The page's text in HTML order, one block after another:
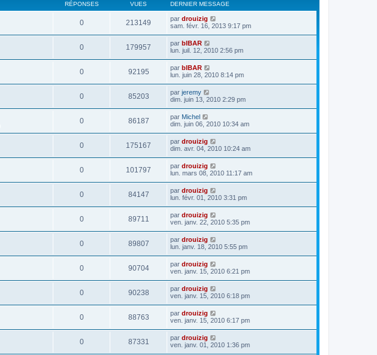
RÉPONSES VUES DERNIER MESSAGE
0 213149 par drouizig
sam. févr. 16, 2013 9:17 pm
0 179957 par bIBAR
lun. juil. 12, 2010 2:56 pm
0 92195 par bIBAR
lun. juin 28, 2010 8:14 pm
0 85203 par jeremy
dim. juin 13, 2010 2:29 pm
0 86187 par Michel
dim. juin 06, 2010 10:34 am
0 175167 par drouizig
dim. avr. 04, 2010 10:24 am
0 101797 par drouizig
lun. mars 08, 2010 11:17 am
0 84147 par drouizig
lun. févr. 01, 2010 3:31 pm
0 89711 par drouizig
ven. janv. 22, 2010 5:35 pm
0 89807 par drouizig
lun. janv. 18, 2010 5:55 pm
0 90704 par drouizig
ven. janv. 15, 2010 6:21 pm
0 90238 par drouizig
ven. janv. 15, 2010 6:18 pm
0 88763 par drouizig
ven. janv. 15, 2010 6:17 pm
0 87331 par drouizig
ven. janv. 01, 2010 1:36 pm